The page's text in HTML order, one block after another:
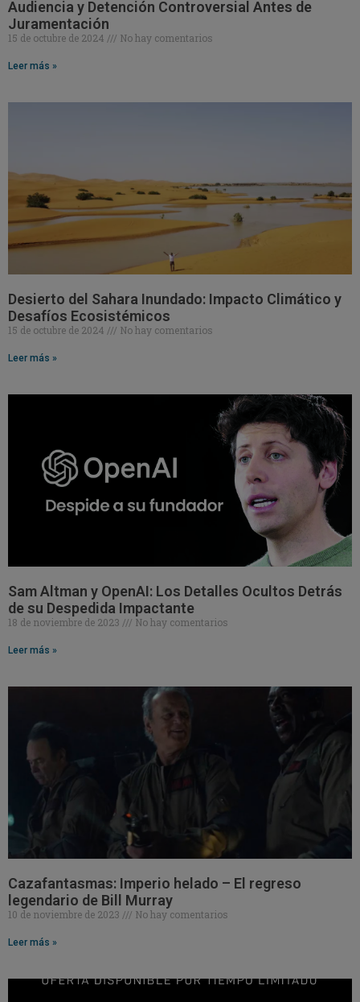
Audiencia y Detención Controversial Antes de
Juramentación
15 de octubre de 2024 No hay comentarios
Leer más »
Desierto del Sahara Inundado: Impacto Climático y
Desafíos Ecosistémicos
15 de octubre de 2024 No hay comentarios
Leer más »
Sam Altman y OpenAI: Los Detalles Ocultos Detrás
de su Despedida Impactante
18 de noviembre de 2023 No hay comentarios
Leer más »
Cazafantasmas: Imperio helado – El regreso
legendario de Bill Murray
10 de noviembre de 2023 No hay comentarios
Leer más »